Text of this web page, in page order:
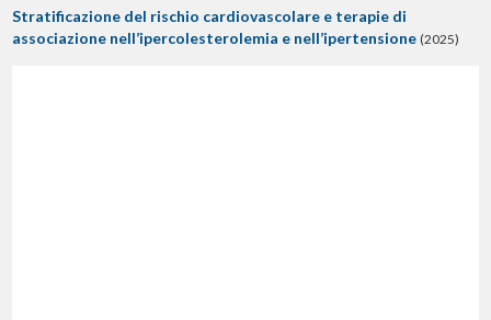
Stratificazione del rischio cardiovascolare e terapie di
associazione nell’ipercolesterolemia e nell’ipertensione (2025)